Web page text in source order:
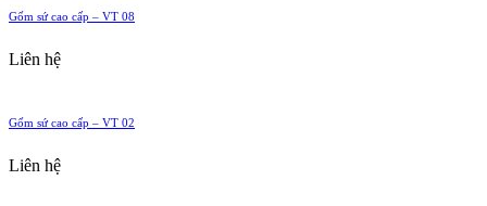
Gốm sứ cao cấp – VT 08
Liên hệ
Gốm sứ cao cấp – VT 02
Liên hệ